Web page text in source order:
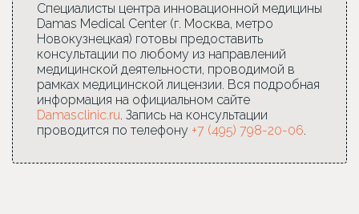
Специалисты центра инновационной медицины
Damas Medical Center (г. Москва, метро
Новокузнецкая) готовы предоставить
консультации по любому из направлений
медицинской деятельности, проводимой в
рамках медицинской лицензии. Вся подробная
информация на официальном сайте
Damasclinic.ru. Запись на консультации
проводится по телефону +7 (495) 798-20-06.